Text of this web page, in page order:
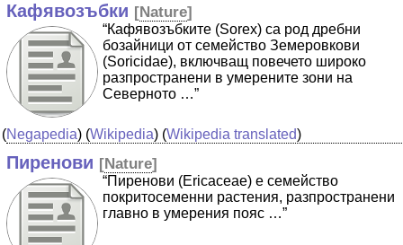
Кафявозъбки [Nature]
“Кафявозъбките (Sorex) са род дребни
бозайници от семейство Земеровкови
(Soricidae), включващ повечето широко
разпространени в умерените зони на
Северното …”
(Negapedia) (Wikipedia) (Wikipedia translated)
Пиренови [Nature]
“Пиренови (Ericaceae) е семейство
покритосеменни растения, разпространени
главно в умерения пояс …”